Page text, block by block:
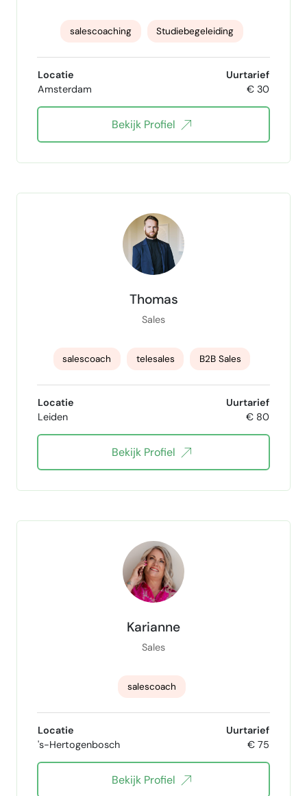
salescoaching Studiebegeleiding
B2B verkoop
verkoopvaardigheden Verkoopstrategie
Locatie
Amsterdam
Uurtarief
€ 30
Bekijk Profiel
Thomas
Sales
salescoach telesales B2B Sales
Locatie
Leiden
Uurtarief
€ 80
Bekijk Profiel
Karianne
Sales
salescoach
Locatie
's-Hertogenbosch
Uurtarief
€ 75
Bekijk Profiel